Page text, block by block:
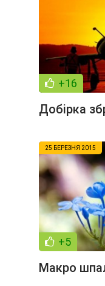
+16
Добірка
25 БЕРЕЗНЯ 2015
+5
Макро